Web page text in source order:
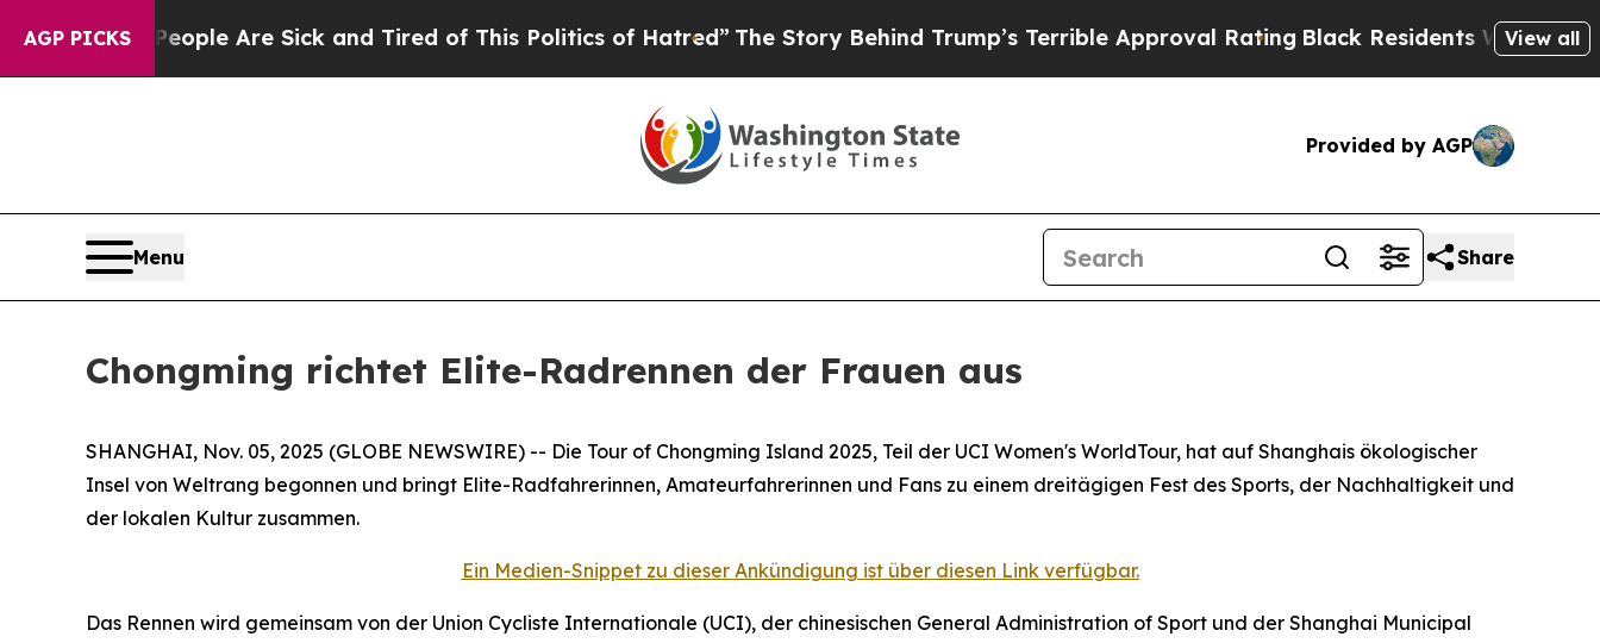
AGP PICKS
“People Are Sick and Tired of This Politics of Hatred” The Story Behind Trump’s Terrible Approval RatingBlack Residents Warned ofView all
Provided by AGP
Menu Share
Chongming richtet Elite-Radrennen der Frauen aus
SHANGHAI, Nov. 05, 2025 (GLOBE NEWSWIRE) -- Die Tour of Chongming Island 2025, Teil der UCI Women's WorldTour, hat auf Shanghais ökologischer
Insel von Weltrang begonnen und bringt Elite-Radfahrerinnen, Amateurfahrerinnen und Fans zu einem dreitägigen Fest des Sports, der Nachhaltigkeit und
der lokalen Kultur zusammen.
Ein Medien-Snippet zu dieser Ankündigung ist über diesen Link verfügbar.
Das Rennen wird gemeinsam von der Union Cycliste Internationale (UCI), der chinesischen General Administration of Sport und der Shanghai Municipal